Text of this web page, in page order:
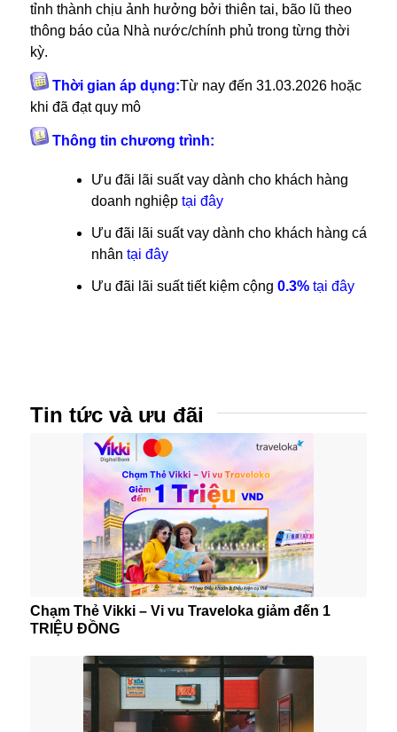
tỉnh thành chịu ảnh hưởng bởi thiên tai, bão lũ theo
thông báo của Nhà nước/chính phủ trong từng thời
kỳ.
Thời gian áp dụng:Từ nay đến 31.03.2026 hoặc
khi đã đạt quy mô
Thông tin chương trình:
Ưu đãi lãi suất vay dành cho khách hàng
doanh nghiệptại đây
Ưu đãi lãi suất vay dành cho khách hàng cá
nhân tại đây
Ưu đãi lãi suất tiết kiệm cộng 0.3% tại đây
Tin tức và ưu đãi
Chạm Thẻ Vikki – Vi vu Traveloka giảm đến 1
TRIỆU ĐỒNG